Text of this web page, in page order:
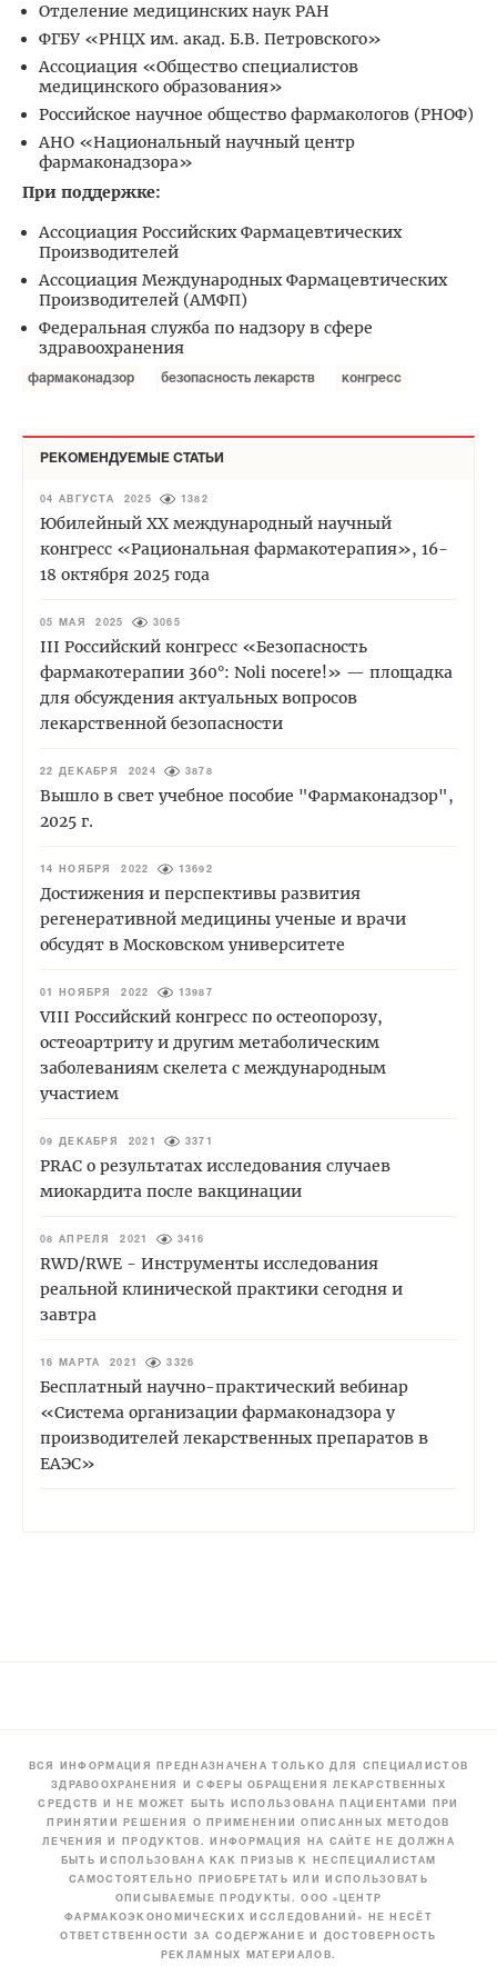
Отделение медицинских наук РАН
ФГБУ «РНЦХ им. акад. Б.В. Петровского»
Ассоциация «Общество специалистов
медицинского образования»
Российское научное общество фармакологов (РНОФ)
АНО «Национальный научный центр
фармаконадзора»
При поддержке:
Ассоциация Российских Фармацевтических
Производителей
Ассоциация Международных Фармацевтических
Производителей (АМФП)
Федеральная служба по надзору в сфере
здравоохранения
фармаконадзор безопасность лекарств конгресс
РЕКОМЕНДУЕМЫЕ СТАТЬИ
04 АВГУСТА 2025 1382
Юбилейный XХ международный научный
конгресс «Рациональная фармакотерапия», 16-
18 октября 2025 года
05 МАЯ 2025 3065
III Российский конгресс «Безопасность
фармакотерапии 360°: Noli nocere!» — площадка
для обсуждения актуальных вопросов
лекарственной безопасности
22 ДЕКАБРЯ 2024 3878
Вышло в свет учебное пособие "Фармаконадзор",
2025 г.
14 НОЯБРЯ 2022 13692
Достижения и перспективы развития
регенеративной медицины ученые и врачи
обсудят в Московском университете
01 НОЯБРЯ 2022 13987
VIII Российский конгресс по остеопорозу,
остеоартриту и другим метаболическим
заболеваниям скелета с международным
участием
09 ДЕКАБРЯ 2021 3371
PRAC о результатах исследования случаев
миокардита после вакцинации
08 АПРЕЛЯ 2021 3416
RWD/RWE - Инструменты исследования
реальной клинической практики сегодня и
завтра
16 МАРТА 2021 3326
Бесплатный научно-практический вебинар
«Система организации фармаконадзора у
производителей лекарственных препаратов в
ЕАЭС»
ВСЯ ИНФОРМАЦИЯ ПРЕДНАЗНАЧЕНА ТОЛЬКО ДЛЯ СПЕЦИАЛИСТОВ
ЗДРАВООХРАНЕНИЯ И СФЕРЫ ОБРАЩЕНИЯ ЛЕКАРСТВЕННЫХ
СРЕДСТВ И НЕ МОЖЕТ БЫТЬ ИСПОЛЬЗОВАНА ПАЦИЕНТАМИ ПРИ
ПРИНЯТИИ РЕШЕНИЯ О ПРИМЕНЕНИИ ОПИСАННЫХ МЕТОДОВ
ЛЕЧЕНИЯ И ПРОДУКТОВ. ИНФОРМАЦИЯ НА САЙТЕ НЕ ДОЛЖНА
БЫТЬ ИСПОЛЬЗОВАНА КАК ПРИЗЫВ К НЕСПЕЦИАЛИСТАМ
САМОСТОЯТЕЛЬНО ПРИОБРЕТАТЬ ИЛИ ИСПОЛЬЗОВАТЬ
ОПИСЫВАЕМЫЕ ПРОДУКТЫ. ООО «ЦЕНТР
ФАРМАКОЭКОНОМИЧЕСКИХ ИССЛЕДОВАНИЙ» НЕ НЕСЁТ
ОТВЕТСТВЕННОСТИ ЗА СОДЕРЖАНИЕ И ДОСТОВЕРНОСТЬ
РЕКЛАМНЫХ МАТЕРИАЛОВ.